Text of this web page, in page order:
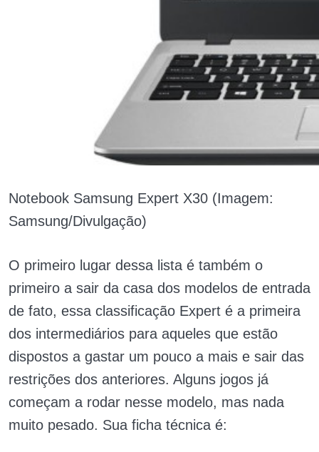
Notebook Samsung Expert X30 (Imagem:
Samsung/Divulgação)
O primeiro lugar dessa lista é também o
primeiro a sair da casa dos modelos de entrada
de fato, essa classificação Expert é a primeira
dos intermediários para aqueles que estão
dispostos a gastar um pouco a mais e sair das
restrições dos anteriores. Alguns jogos já
começam a rodar nesse modelo, mas nada
muito pesado. Sua ficha técnica é: